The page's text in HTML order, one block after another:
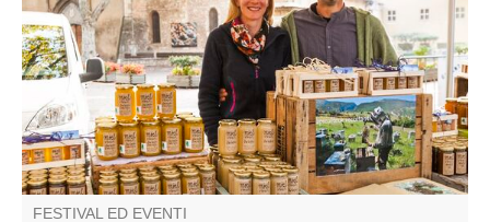
benvenuto.
FESTIVAL ED EVENTI